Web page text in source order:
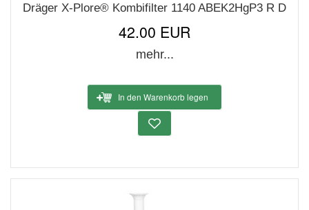
Dräger X-Plore® Kombifilter 1140 ABEK2HgP3 R D
42.00 EUR
mehr...
In den Warenkorb legen